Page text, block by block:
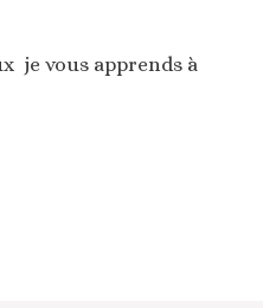
je vous apprends à